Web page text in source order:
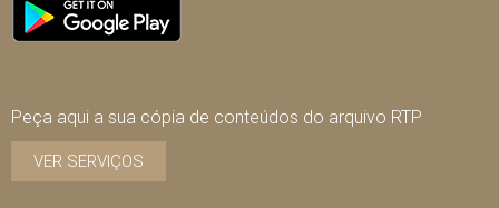
Peça aqui a sua cópia de conteúdos do arquivo RTP
VER SERVIÇOS